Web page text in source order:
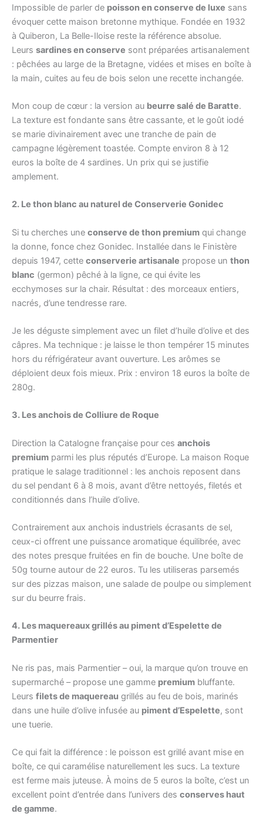
Impossible de parler de poisson en conserve de luxe sans
évoquer cette maison bretonne mythique. Fondée en 1932
à Quiberon, La Belle-Iloise reste la référence absolue.
Leurs sardines en conserve sont préparées artisanalement
: pêchées au large de la Bretagne, vidées et mises en boîte à
la main, cuites au feu de bois selon une recette inchangée.
Mon coup de cœur : la version au beurre salé de Baratte.
La texture est fondante sans être cassante, et le goût iodé
se marie divinairement avec une tranche de pain de
campagne légèrement toastée. Compte environ 8 à 12
euros la boîte de 4 sardines. Un prix qui se justifie
amplement.
2. Le thon blanc au naturel de Conserverie Gonidec
Si tu cherches une conserve de thon premium qui change
la donne, fonce chez Gonidec. Installée dans le Finistère
depuis 1947, cette conserverie artisanale propose un thon
blanc (germon) pêché à la ligne, ce qui évite les
ecchymoses sur la chair. Résultat : des morceaux entiers,
nacrés, d’une tendresse rare.
Je les déguste simplement avec un filet d’huile d’olive et des
câpres. Ma technique : je laisse le thon tempérer 15 minutes
hors du réfrigérateur avant ouverture. Les arômes se
déploient deux fois mieux. Prix : environ 18 euros la boîte de
280g.
3. Les anchois de Colliure de Roque
Direction la Catalogne française pour ces anchois
premium parmi les plus réputés d’Europe. La maison Roque
pratique le salage traditionnel : les anchois reposent dans
du sel pendant 6 à 8 mois, avant d’être nettoyés, filetés et
conditionnés dans l’huile d’olive.
Contrairement aux anchois industriels écrasants de sel,
ceux-ci offrent une puissance aromatique équilibrée, avec
des notes presque fruitées en fin de bouche. Une boîte de
50g tourne autour de 22 euros. Tu les utiliseras parsemés
sur des pizzas maison, une salade de poulpe ou simplement
sur du beurre frais.
4. Les maquereaux grillés au piment d’Espelette de
Parmentier
Ne ris pas, mais Parmentier – oui, la marque qu’on trouve en
supermarché – propose une gamme premium bluffante.
Leurs filets de maquereau grillés au feu de bois, marinés
dans une huile d’olive infusée au piment d’Espelette, sont
une tuerie.
Ce qui fait la différence : le poisson est grillé avant mise en
boîte, ce qui caramélise naturellement les sucs. La texture
est ferme mais juteuse. À moins de 5 euros la boîte, c’est un
excellent point d’entrée dans l’univers des conserves haut
de gamme.